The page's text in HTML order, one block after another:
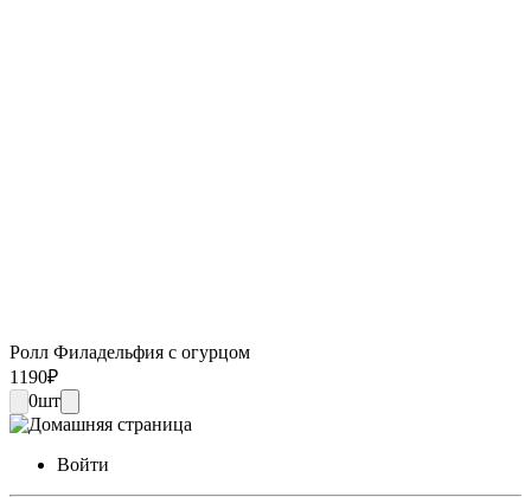
Ролл Филадельфия с огурцом
1190₽
0шт
Войти